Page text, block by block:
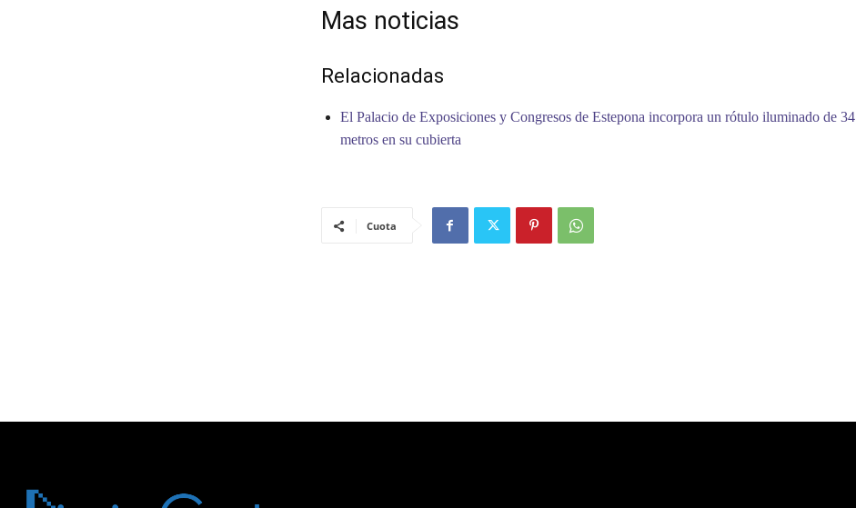
Mas noticias
Relacionadas
El Palacio de Exposiciones y Congresos de Estepona incorpora un rótulo iluminado de 34
metros en su cubierta
Cuota